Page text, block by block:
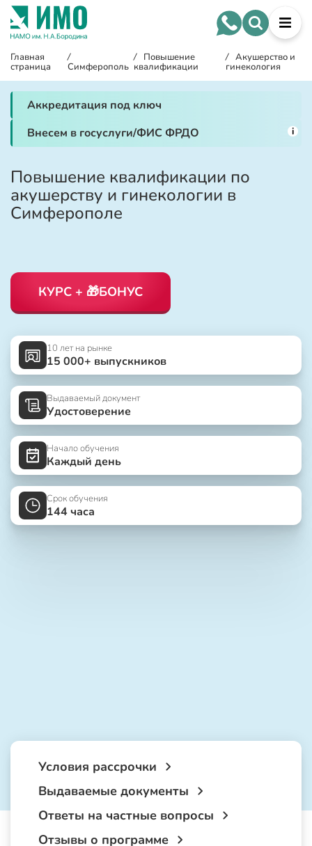
Главная
страница
/
Симферополь
/ Повышение
квалификации
/ Акушерство и
гинекология
Аккредитация под ключ
Внесем в госуслуги/ФИС ФРДО
i
Повышение квалификации по
акушерству и гинекологии в
Симферополе
КУРС + 🎁БОНУС
10 лет на рынке
15 000+ выпускников
Выдаваемый документ
Удостоверение
Начало обучения
Каждый день
Срок обучения
144 часа
Условия рассрочки
Выдаваемые документы
Ответы на частные вопросы
Отзывы о программе